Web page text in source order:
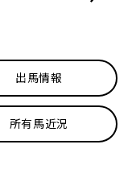
出馬情報
所有馬近況